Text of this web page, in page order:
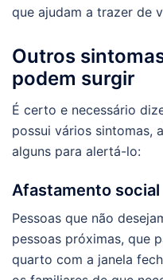
que ajudam a trazer de
Outros
podem surgir
É certo e necessário
possui vários sintomas,
alguns para alertá-lo:
Afastamento social
Pessoas que não
pessoas próximas, que
quarto com a janela